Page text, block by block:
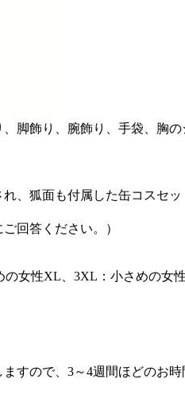
脚飾り、腕飾り、手袋、胸
、狐面も付属した缶コスセ
回答ください。）
女性XL、3XL：小さめの女
すので、3～4週間ほどのお時